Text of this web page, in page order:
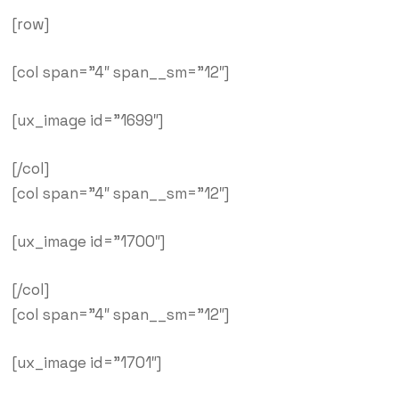
[row]
[col span=”4″ span__sm=”12″]
[ux_image id=”1699″]
[/col]
[col span=”4″ span__sm=”12″]
[ux_image id=”1700″]
[/col]
[col span=”4″ span__sm=”12″]
[ux_image id=”1701″]